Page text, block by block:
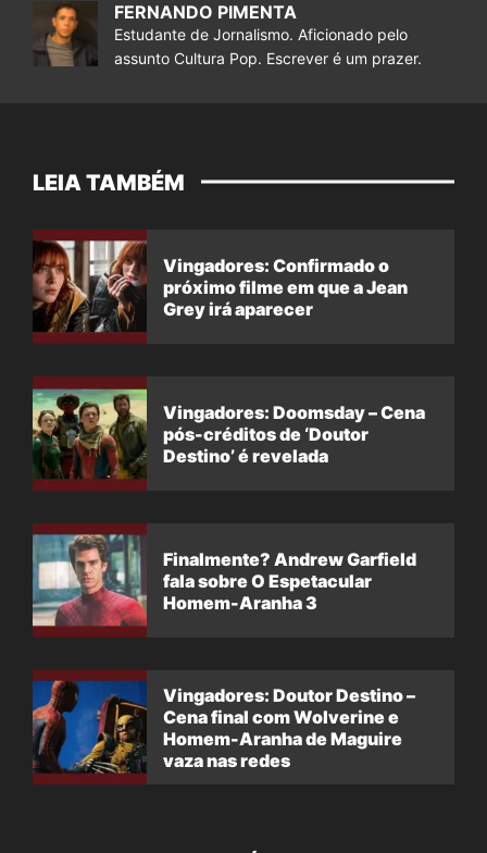
FERNANDO PIMENTA
Estudante de Jornalismo. Aficionado pelo
assunto Cultura Pop. Escrever é um prazer.
LEIA TAMBÉM
Vingadores: Confirmado o
próximo filme em que a Jean
Grey irá aparecer
Vingadores: Doomsday – Cena
pós-créditos de ‘Doutor
Destino’ é revelada
Finalmente? Andrew Garfield
fala sobre O Espetacular
Homem-Aranha 3
Vingadores: Doutor Destino –
Cena final com Wolverine e
Homem-Aranha de Maguire
vaza nas redes